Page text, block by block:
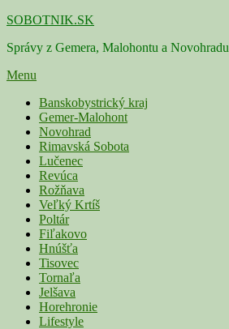
Skip
content
SOBOTNIK.SK
Správy z Gemera, Malohontu a Novohradu
Menu
Primárne
menu
Banskobystrický kraj
Gemer-Malohont
Novohrad
Rimavská Sobota
Lučenec
Revúca
Rožňava
Veľký Krtíš
Poltár
Fiľakovo
Hnúšťa
Tisovec
Tornaľa
Jelšava
Horehronie
Lifestyle